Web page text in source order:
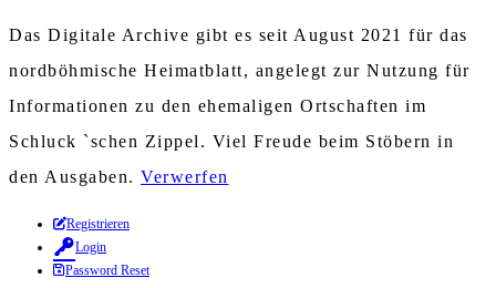
Das Digitale Archive gibt es seit August 2021 für das
nordböhmische Heimatblatt, angelegt zur Nutzung für
Informationen zu den ehemaligen Ortschaften im
Schluck `schen Zippel. Viel Freude beim Stöbern in
den Ausgaben. Verwerfen
Zum
Inhalt
springen
Registrieren
Login
Password Reset